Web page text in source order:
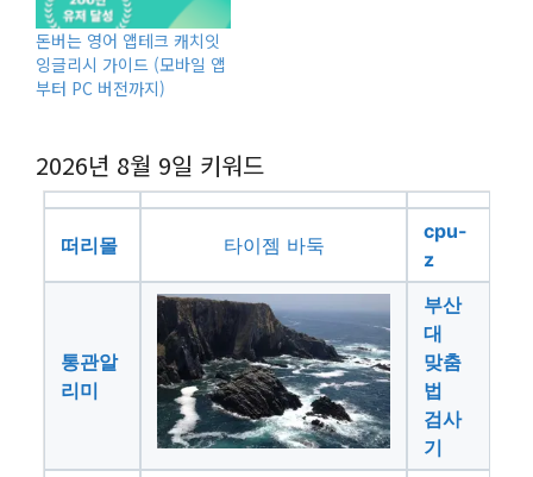
돈버는 영어 앱테크 캐치잇
잉글리시 가이드 (모바일 앱
부터 PC 버전까지)
2026년 8월 9일 키워드
떠리몰 타이젬 바둑
cpu-
z
통관알
리미
부산
대
맞춤
법
검사
기